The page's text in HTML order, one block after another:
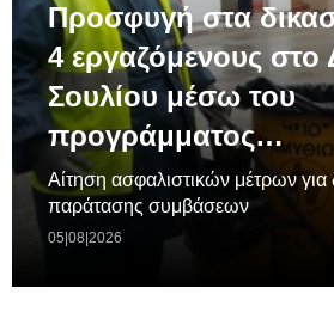
Προσφυγή στα
4 εργαζόμενους
Σουλίου μέσω του
προγράμματος…
Aίτηση ασφαλιστικών μέτρων για
παράτασης συμβάσεων
05|08|2026